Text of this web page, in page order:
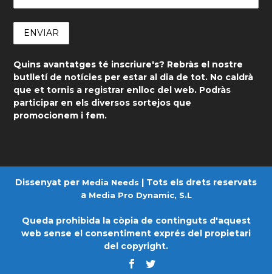
Quins avantatges té inscriure's? Rebràs el nostre
butlletí de notícies per estar al dia de tot. No caldrà
que et tornis a registrar enlloc del web. Podràs
participar en els diversos sortejos que
promocionem i fem.
Dissenyat per Media Needs | Tots els drets reservats
a Media Pro Dynamic, S.L
Queda prohibida la còpia de continguts d'aquest
web sense el consentiment exprés del propietari
del copyright.